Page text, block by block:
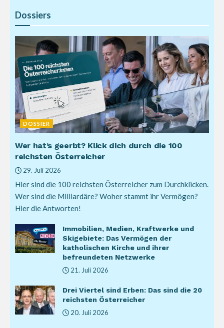
Dossiers
DOSSIER
Wer hat’s geerbt? Klick dich durch die 100
reichsten Österreicher
29. Juli 2026
Hier sind die 100 reichsten Österreicher zum Durchklicken.
Wer sind die Milliardäre? Woher stammt ihr Vermögen?
Hier die Antworten!
Immobilien, Medien, Kraftwerke und
Skigebiete: Das Vermögen der
katholischen Kirche und ihrer
befreundeten Netzwerke
21. Juli 2026
Drei Viertel sind Erben: Das sind die 20
reichsten Österreicher
20. Juli 2026